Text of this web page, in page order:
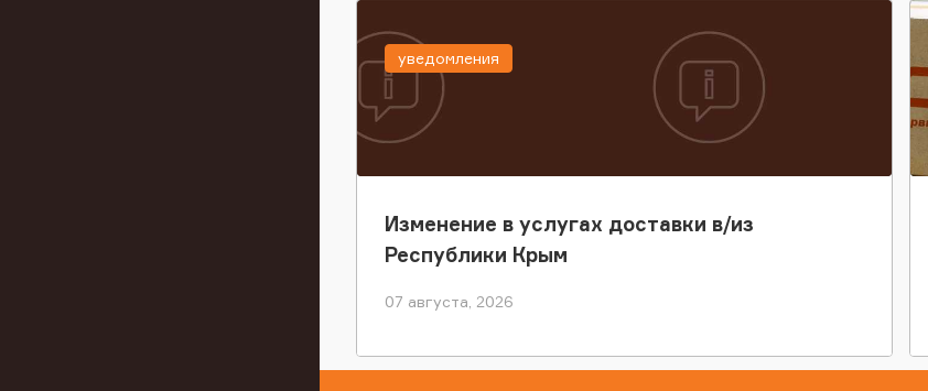
Изменение в услугах доставки в/из
Республики Крым
07 августа, 2026
уведомления